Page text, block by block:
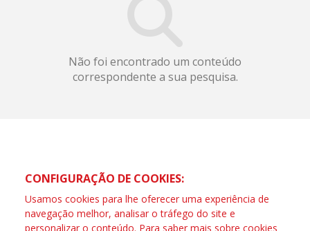
Não foi encontrado um conteúdo
correspondente a sua pesquisa.
CONFIGURAÇÃO DE COOKIES:
Usamos cookies para lhe oferecer uma experiência de
navegação melhor, analisar o tráfego do site e
personalizar o conteúdo. Para saber mais sobre cookies